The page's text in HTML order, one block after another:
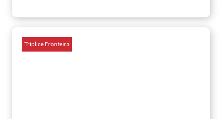
Tríplice Fronteira